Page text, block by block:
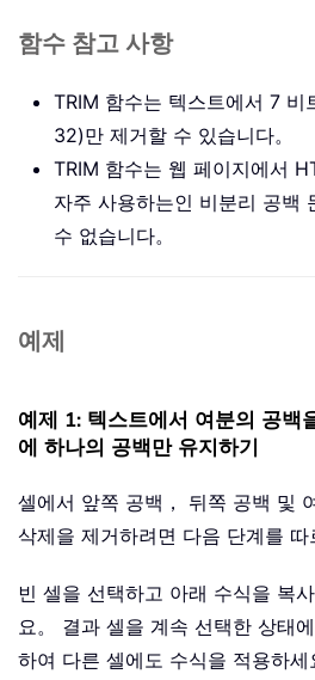
함수 참고 사항
TRIM 함수는 텍스트에서 7 비
32)만 제거할 수 있습니다。
TRIM 함수는 웹 페이지에서
자주 사용하는인 비분리 공백
수 없습니다。
예제
예제 1: 텍스트에서 여분의 공백
에 하나의 공백만 유지하기
셀에서 앞쪽 공백， 뒤쪽 공백 및
삭제을 제거하려면 다음 단계를 따
빈 셀을 선택하고 아래 수식을 복
요。 결과 셀을 계속 선택한 상태
하여 다른 셀에도 수식을 적용하세